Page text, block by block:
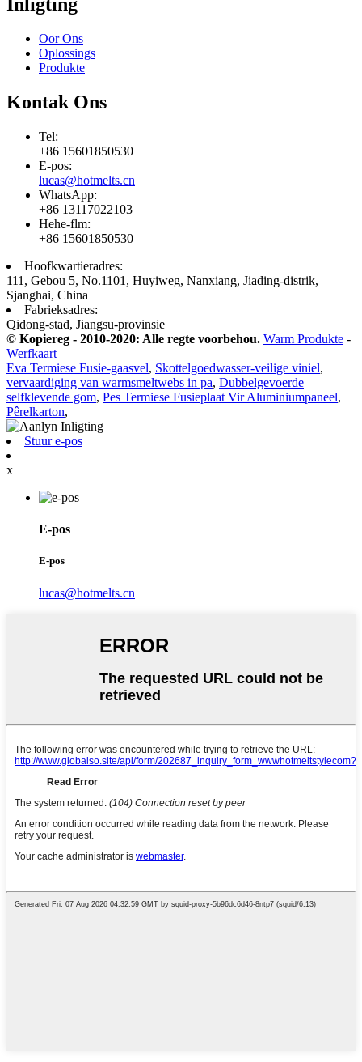
Oor Ons
Oplossings
Produkte
Kontak Ons
Tel:
+86 15601850530
E-pos:
lucas@hotmelts.cn
WhatsApp:
+86 13117022103
Hehe-flm:
+86 15601850530
Hoofkwartieradres:
111, Gebou 5, No.1101, Huyiweg, Nanxiang, Jiading-distrik,
Sjanghai, China
Fabrieksadres:
Qidong-stad, Jiangsu-provinsie
© Kopiereg - 2010-2020: Alle regte voorbehou. Warm Produkte -
Werfkaart
Eva Termiese Fusie-gaasvel, Skottelgoedwasser-veilige viniel,
vervaardiging van warmsmeltwebs in pa, Dubbelgevoerde
selfklevende gom, Pes Termiese Fusieplaat Vir Aluminiumpaneel,
Pêrelkarton,
Stuur e-pos
x
E-pos
E-pos
lucas@hotmelts.cn